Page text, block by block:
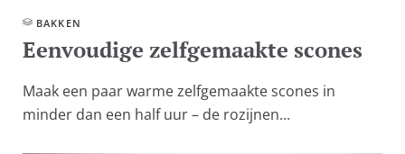
BAKKEN
Eenvoudige zelfgemaakte scones
Maak een paar warme zelfgemaakte scones in
minder dan een half uur – de rozijnen...